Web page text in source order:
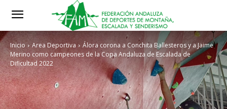
Inicio Area Deportiva
Álora corona a Conchita Ballesteros y a Jaime
Merino como campeones de la Copa Andaluza de Escalada de
Dificultad 2022